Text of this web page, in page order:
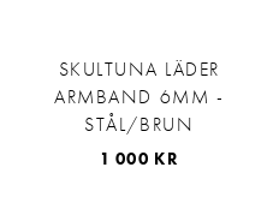
SKULTUNA LÄDER
ARMBAND 6MM -
STÅL/BRUN
1 000 KR